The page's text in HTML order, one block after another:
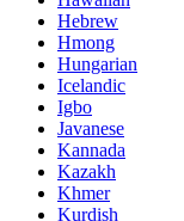
Hebrew
Hmong
Hungarian
Icelandic
Igbo
Javanese
Kannada
Kazakh
Khmer
Kurdish